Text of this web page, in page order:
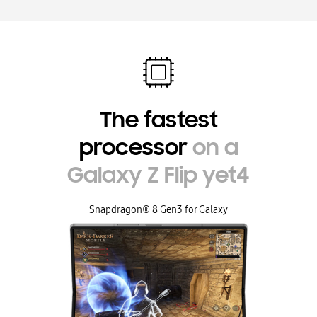
The fastest
processoron a
Galaxy Z Flip yet4
Snapdragon® 8 Gen3 for Galaxy